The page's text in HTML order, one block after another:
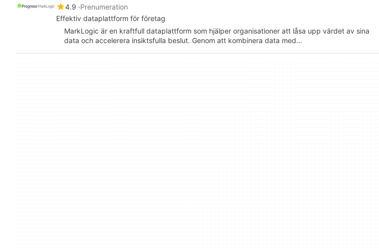
4.9 Prenumeration
Effektiv dataplattform för företag
MarkLogic är en kraftfull dataplattform som hjälper organisationer att låsa upp värdet av sina
data och accelerera insiktsfulla beslut. Genom att kombinera data med…